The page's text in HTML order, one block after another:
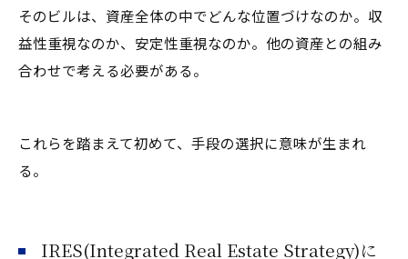
そのビルは、資産全体の中でどんな位置づけなのか。収
益性重視なのか、安定性重視なのか。他の資産との組み
合わせで考える必要がある。
これらを踏まえて初めて、手段の選択に意味が生まれ
る。
IRES(Integrated Real Estate Strategy)に